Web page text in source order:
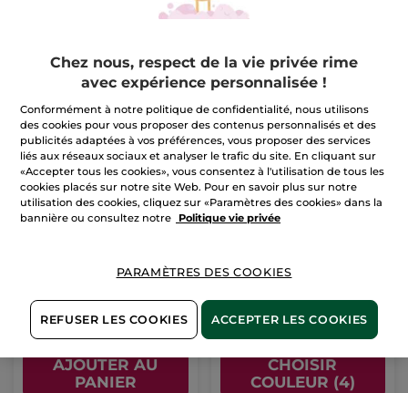
46,90 €
AJOUTER AU
PANIER
Stick 3.5 g - 4 teintes
19,90 €
CHOISIR
COULEUR (4)
Chez nous, respect de la vie privée rime
avec expérience personnalisée !
Conformément à notre politique de confidentialité, nous utilisons
des cookies pour vous proposer des contenus personnalisés et des
publicités adaptées à vos préférences, vous proposer des services
liés aux réseaux sociaux et analyser le trafic du site. En cliquant sur
«Accepter tous les cookies», vous consentez à l'utilisation de tous les
cookies placés sur notre site Web. Pour en savoir plus sur notre
utilisation des cookies, cliquez sur «Paramètres des cookies» dans la
bannière ou consultez notre
Politique vie privée
PARAMÈTRES DES COOKIES
REFUSER LES COOKIES ACCEPTER LES COOKIES